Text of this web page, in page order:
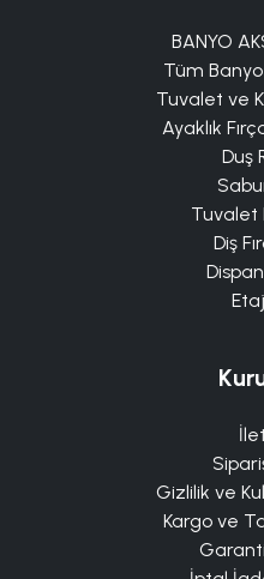
BANYO
Tüm
Tuvalet ve
Ayaklık
Duş
Tuvalet
Diş
Gizlilik ve
Kargo ve